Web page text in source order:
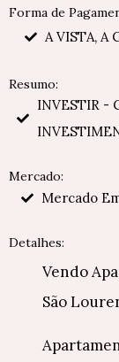
Forma de
A VISTA, A
Resumo:
INVESTIR -
Mercado:
Mercado
Detalhes:
Vendo
São